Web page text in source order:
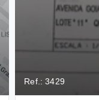
Ref.: 3429